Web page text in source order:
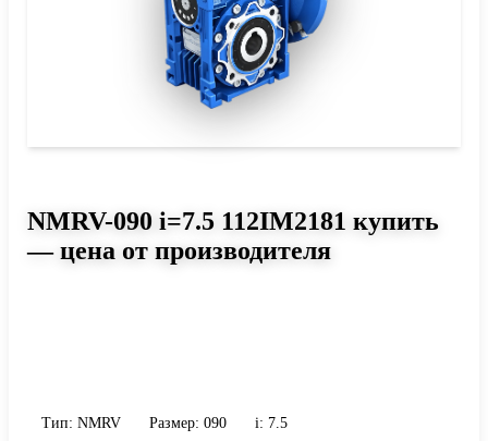
NMRV-090 i=7.5 112IM2181 купить
— цена от производителя
Тип: NMRV Размер: 090 i: 7.5